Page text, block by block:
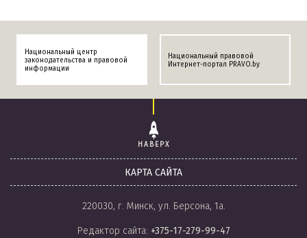
Национальный центр
законодательства и правовой
информации
Национальный правовой
Интернет-портал PRAVO.by
НАВЕРХ
КАРТА САЙТА
220030, г. Минск, ул. Берсона, 1а.
Редактор сайта: +375-17-279-99-47